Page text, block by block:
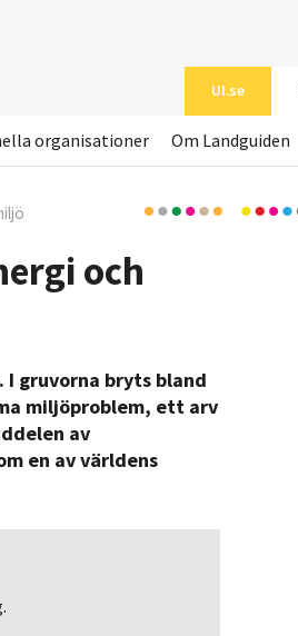
UI.se
organisationer Om Landguiden
och
gruvorna bryts bland
miljöproblem, ett arv
av
en av världens